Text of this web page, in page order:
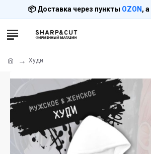
📦 Доставка через пункты OZON ,
Худи